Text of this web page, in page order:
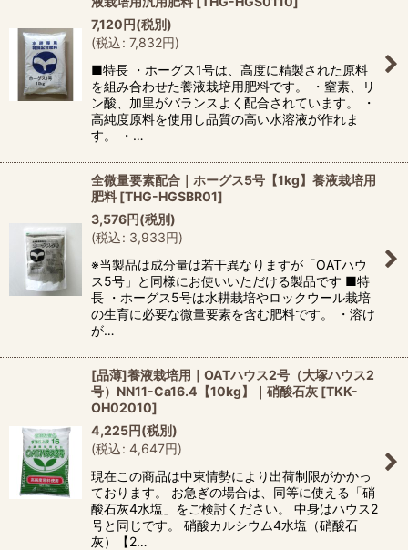
7,120円(税別)
(税込: 7,832円)
■特長 ・ホーグス1号は、高度に精製された原料
を組み合わせた養液栽培用肥料です。 ・窒素、リ
ン酸、加里がバランスよく配合されています。 ・
高純度原料を使用し品質の高い水溶液が作れま
す。 ・…
全微量要素配合｜ホーグス5号【1kg】養液栽培用
肥料 [THG-HGSBR01]
3,576円(税別)
(税込: 3,933円)
※当製品は成分量は若干異なりますが「OATハウ
ス5号」と同様にお使いいただける製品です ■特
長 ・ホーグス5号は水耕栽培やロックウール栽培
の生育に必要な微量要素を含む肥料です。 ・溶け
が…
[品薄]養液栽培用｜OATハウス2号（大塚ハウス2
号）NN11-Ca16.4【10kg】｜硝酸石灰 [TKK-
OH02010]
4,225円(税別)
(税込: 4,647円)
現在この商品は中東情勢により出荷制限がかかっ
ております。 お急ぎの場合は、同等に使える「硝
酸石灰4水塩」をご検討ください。 中身はハウス2
号と同じです。 硝酸カルシウム4水塩（硝酸石
灰）【2…